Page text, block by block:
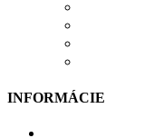
INFORMÁCIE